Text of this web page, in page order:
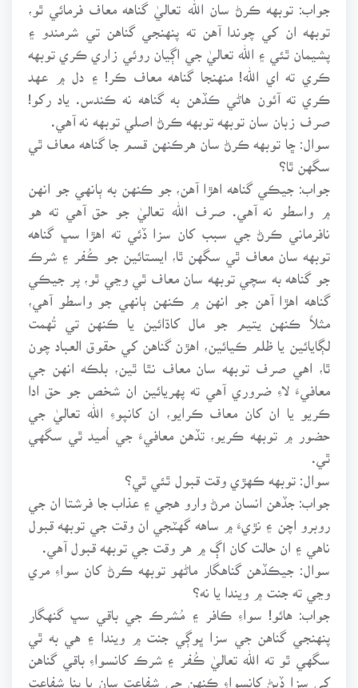
جواب: توبهه ڪرڻ سان الله تعاليٰ گناهه معاف فرمائي ٿو،
توبهه ان کي چوندا آهن ته پنهنجي گناهن تي شرمندو ۽
پشيمان ٿئي ۽ الله تعاليٰ جي اڳيان روئي زاري ڪري توبهه
ڪري ته اي الله! منهنجا گناهه معاف ڪر! ۽ دل ۾ عهد
ڪري ته آئون هاڻي ڪڏهن به گناهه نه ڪندس. ياد رکو!
صرف زبان سان توبهه توبهه ڪرڻ اصلي توبهه نه آهي.
سوال: ڇا توبهه ڪرڻ سان هرڪنهن قسم جا گناهه معاف ٿي
سگهن ٿا؟
جواب: جيڪي گناهه اهڙا آهن، جو ڪنهن به ٻانهي جو انهن
۾ واسطو نه آهي. صرف الله تعاليٰ جو حق آهي ته هو
نافرماني ڪرڻ جي سبب کان سزا ڏئي ته اهڙا سڀ گناهه
توبهه سان معاف ٿي سگهن ٿا، ايستائين جو ڪُفر ۽ شرڪ
جو گناهه به سچي توبهه سان معاف ٿي وڃي ٿو، پر جيڪي
گناهه اهڙا آهن جو انهن ۾ ڪنهن ٻانهي جو واسطو آهي،
مثلاً ڪنهن يتيم جو مال کاڌائين يا ڪنهن تي تُهمت
لڳايائين يا ظلم ڪيائين، اهڙن گناهن کي حقوق العباد چون
ٿا، اهي صرف توبهه سان معاف نٿا ٿين، بلڪه انهن جي
معافيءَ لاءِ ضروري آهي ته پهريائين ان شخص جو حق ادا
ڪريو يا ان کان معاف ڪرايو، ان کانپوءِ الله تعاليٰ جي
حضور ۾ توبهه ڪريو، تڏهن معافيءَ جي اُميد ٿي سگهي
ٿي.
سوال: توبهه ڪهڙي وقت قبول ٿئي ٿي؟
جواب: جڏهن انسان مرڻ وارو هجي ۽ عذاب جا فرشتا ان جي
روبرو اچن ۽ نڙيءَ ۾ ساهه گهٽجي ان وقت جي توبهه قبول
ناهي ۽ ان حالت کان اڳ ۾ هر وقت جي توبهه قبول آهي.
سوال: جيڪڏهن گناهگار ماڻهو توبهه ڪرڻ کان سواءِ مري
وڃي ته جنت ۾ ويندا يا نه؟
جواب: هائو! سواءِ ڪافر ۽ مُشرڪ جي باقي سڀ گنهگار
پنهنجي گناهن جي سزا ڀوڳي جنت ۾ ويندا ۽ هي به ٿي
سگهي ٿو ته الله تعاليٰ ڪُفر ۽ شرڪ کانسواءِ باقي گناهن
کي سزا ڏيڻ کانسواءِ ڪنهن جي شفاعت سان يا بنا شفاعت